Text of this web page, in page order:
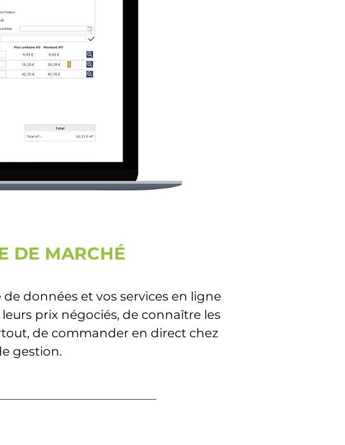
DE MARCHÉ
de données et vos services en ligne
prix négociés, de connaître les
de commander en direct chez
gestion.